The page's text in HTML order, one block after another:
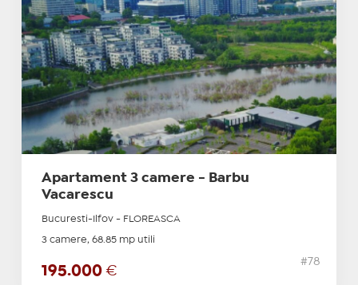
Apartament 3 camere - Barbu
Vacarescu
Bucuresti-Ilfov - FLOREASCA
3 camere, 68.85 mp utili
195.000 €
#78